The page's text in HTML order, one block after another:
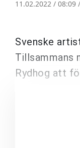
11.02.2022 / 08:09 /
Svenske
Tillsammans
Rydhog att